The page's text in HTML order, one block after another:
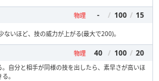
物理 - / 100 / 15
ないほど、技の威力が上がる(最大で200)。
物理 40 / 100 / 20
。自分と相手が同様の技を出したら、素早さが高いほ
。